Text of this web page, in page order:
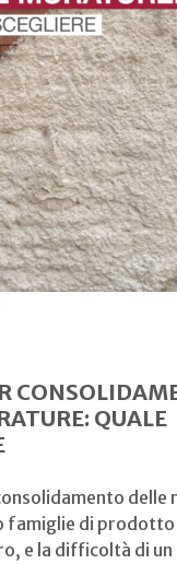
QUALE
delle
famiglie di
e la difficoltà di